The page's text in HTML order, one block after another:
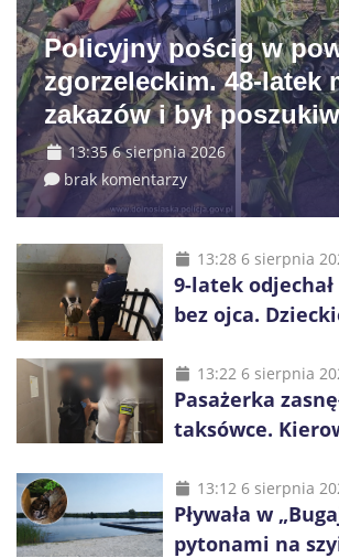
Policyjny pościg w
zgorzeleckim. 48-latek
zakazów i był
13:35 6 sierpnia 2026
brak komentarzy
13:28 6 sierpnia
9-latek
bez ojca.
i kierownik
13:22 6 sierpnia
Pasażerka
taksówce.
na obrzeża
13:12 6 sierpnia
Pływała w
pytonami na